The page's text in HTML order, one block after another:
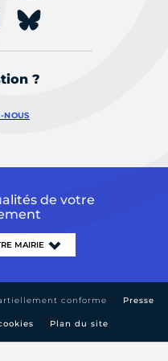
?
NOUS
de votre
conforme Presse
Plan du site